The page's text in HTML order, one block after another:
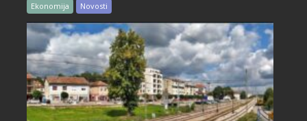
Ekonomija Novosti